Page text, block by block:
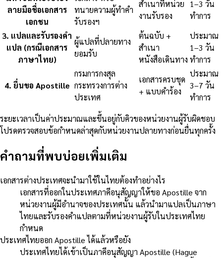
ลายมือชื่อเอกสาร
เอกชน
ทนายความผู้ทำคำ
รับรองฯ
สำเนาที่หน่วย
งานรับรอง
1–3 วัน
ทำการ
3. แปลและรับรองคำ
แปล (กรณีเอกสาร
ภาษาไทย)
ผู้แปลที่ปลายทาง
ยอมรับ
ต้นฉบับ +
สำเนา
หนังสือเดินทาง
ประมาณ
1–3 วัน
ทำการ
4. ยื่นขอ Apostille
กรมการกงสุล
กระทรวงการต่าง
ประเทศ
เอกสารครบชุด
+ แบบคำร้อง
ประมาณ
3–7 วัน
ทำการ
ระยะเวลาเป็นค่าประมาณและขึ้นอยู่กับคิวของหน่วยงานผู้รับผิดชอบ
โปรดตรวจสอบข้อกำหนดล่าสุดกับหน่วยงานปลายทางก่อนยื่นทุกครั้ง
คำถามที่พบบ่อยเพิ่มเติม
เอกสารต่างประเทศจะนำมาใช้ในไทยต้องทำอย่างไร
เอกสารที่ออกในประเทศภาคีอนุสัญญาให้ขอ Apostille จาก
หน่วยงานผู้มีอำนาจของประเทศนั้น แล้วนำมาแปลเป็นภาษา
ไทยและรับรองคำแปลตามที่หน่วยงานผู้รับในประเทศไทย
กำหนด
ประเทศไทยออก Apostille ได้แล้วหรือยัง
ประเทศไทยได้เข้าเป็นภาคีอนุสัญญา Apostille (Hague